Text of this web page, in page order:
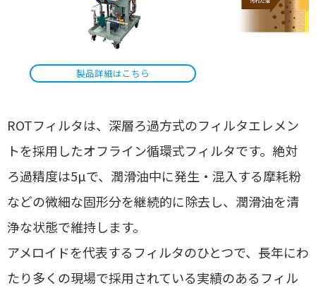
製品詳細はこちら
ROTフィルタは、深層ろ過方式のフィルタエレメン
トを採用したオフライン循環式フィルタです。絶対
ろ過精度は5µで、潤滑油中に発生・混入する摩耗粉
などの微細な固形分を継続的に除去し、潤滑油を清
浄な状態で維持します。
アメロイドを代表するフィルタのひとつで、長年にわ
たり多くの現場で採用されている実績のあるフィル